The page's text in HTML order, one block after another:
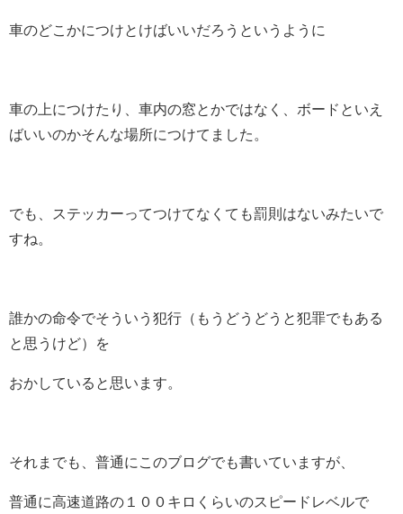
車のどこかにつけとけばいいだろうというように
車の上につけたり、車内の窓とかではなく、ボードといえ
ばいいのかそんな場所につけてました。
でも、ステッカーってつけてなくても罰則はないみたいで
すね。
誰かの命令でそういう犯行（もうどうどうと犯罪でもある
と思うけど）を
おかしていると思います。
それまでも、普通にこのブログでも書いていますが、
普通に高速道路の１００キロくらいのスピードレベルで